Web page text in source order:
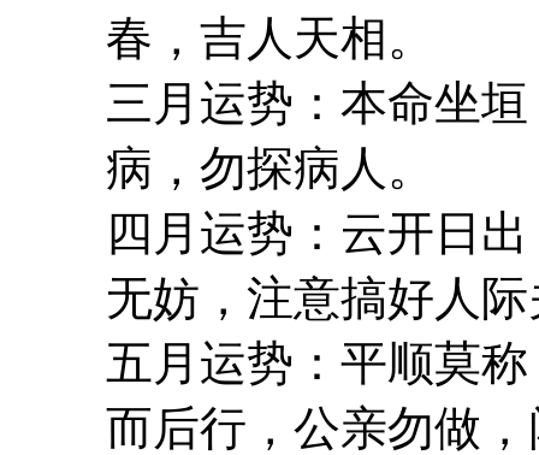
春，吉人天相。
三月运势：本命坐
病，勿探病人。
四月运势：云开日
无妨，注意搞好人
五月运势：平顺莫
而后行，公亲勿做